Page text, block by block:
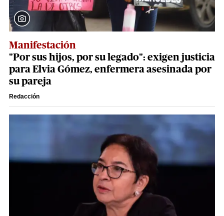
Manifestación
"Por sus hijos, por su legado": exigen justicia
para Elvia Gómez, enfermera asesinada por
su pareja
Redacción